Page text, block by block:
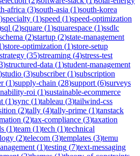
africa (3)south-asia (1)south-korea
)specialty (1)speed (1)speed-optimization
sql (2)square (1)squarespace (1)ssdlc
(2)startup (2)state-management
)store-optimization (1)store-setup
strategy (35)streaming (4)stress-test
)structured-data (1)student-management
)studio (3)subscriber(1)subscription
(1)supply-chain (28)support (6)surveys
roi (1)sustainable-ecommerce
(1)sync (1)tableau (3)tailwind-css
(2)tally (4)tally-prime (1)tanstack
(2)tax-compliance (3)taxation
(1)team (1)tech (1)technical
(2)telecom (3)templates (3)temu
(1)testing (7)text-messaging